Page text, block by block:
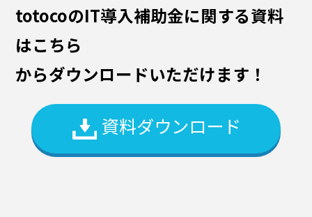
totocoのIT導入補助金に関する資料
はこちら
からダウンロードいただけます！
資料ダウンロード